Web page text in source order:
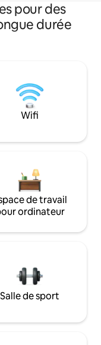
pour des
durée
Wifi
de travail
ordinateur
Salle de sport